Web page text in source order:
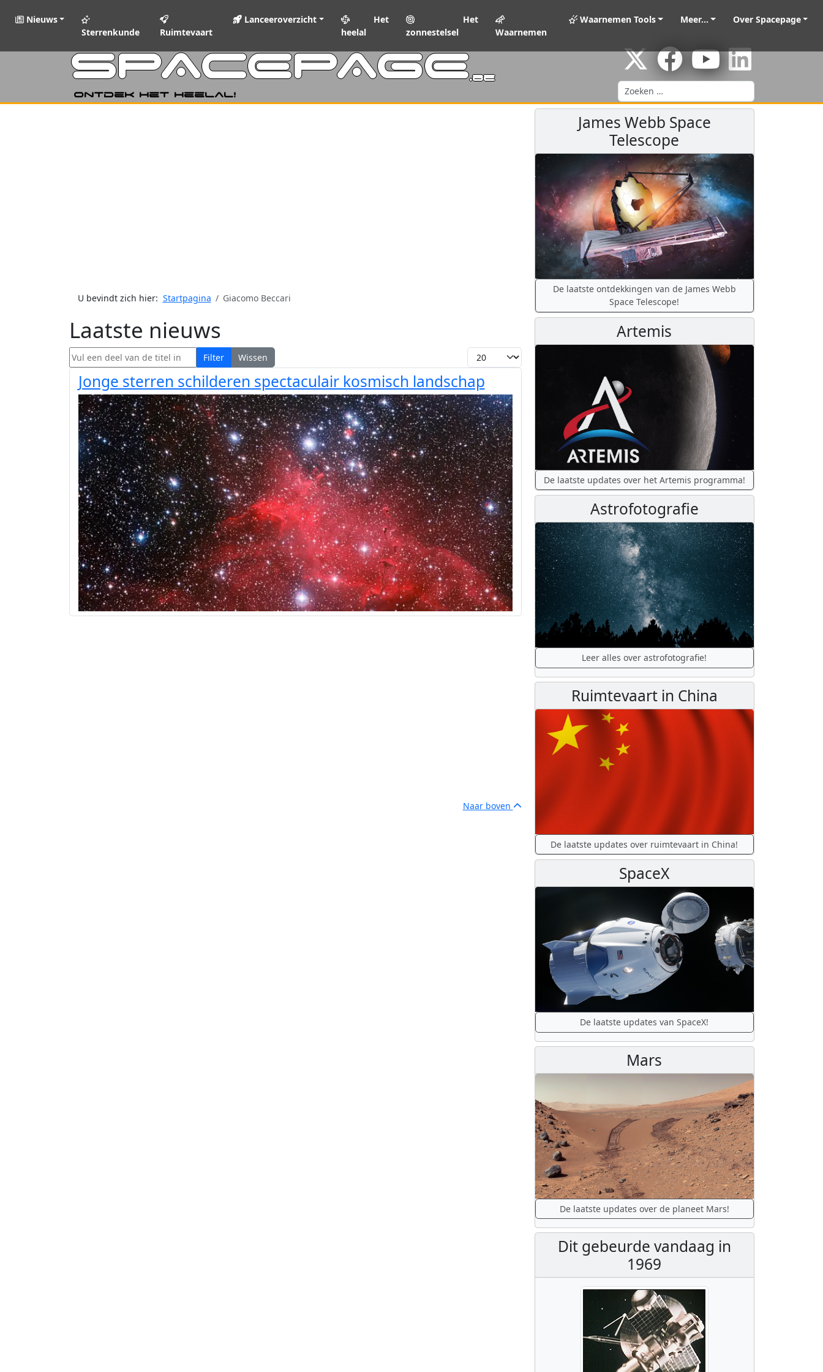
Nieuws
Sterrenkunde
Ruimtevaart
Lanceeroverzicht
Het
heelal
Het
zonnestelsel
Waarnemen
Waarnemen Tools Meer... Over Spacepage
SPACEPAGE.be
Ontdek het heelal!
Zoeken
U bevindt zich hier: Startpagina Giacomo Beccari
Laatste nieuws
Vul een deel van de titel in Filter Wissen Toon #
Jonge sterren schilderen spectaculair kosmisch landschap
Naar boven
James Webb Space
Telescope
De laatste ontdekkingen van de James Webb
Space Telescope!
Artemis
De laatste updates over het Artemis programma!
Astrofotografie
Leer alles over astrofotografie!
Ruimtevaart in China
De laatste updates over ruimtevaart in China!
SpaceX
De laatste updates van SpaceX!
Mars
De laatste updates over de planeet Mars!
Dit gebeurde vandaag in
1969